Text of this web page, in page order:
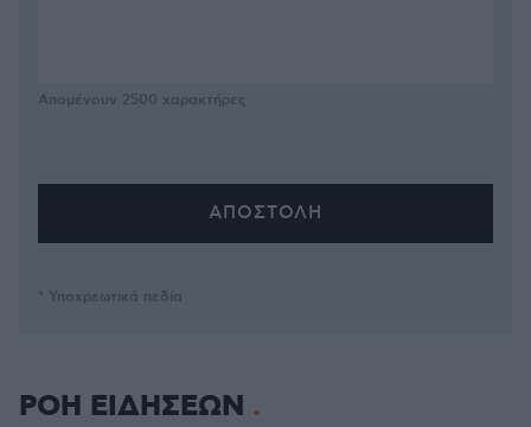
Απομένουν 2500 χαρακτήρες
* Υποχρεωτικά πεδία
ΡΟΗ ΕΙΔΗΣΕΩΝ